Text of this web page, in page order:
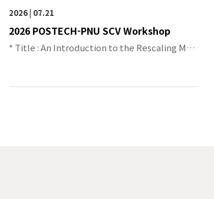
2026 | 07.21
2026 POSTECH-PNU SCV Workshop
* Title : An Introduction to the Rescaling Met